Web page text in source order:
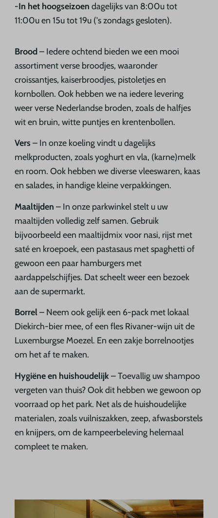
-In het hoogseizoen dagelijks van 8:00u tot
11:00u en 15u tot 19u ('s zondags gesloten).
Brood – Iedere ochtend bieden we een mooi
assortiment verse broodjes, waaronder
croissantjes, kaiserbroodjes, pistoletjes en
kornbollen. Ook hebben we na iedere levering
weer verse Nederlandse broden, zoals de halfjes
wit en bruin, witte puntjes en krentenbollen.
Vers– In onze koeling vindt u dagelijks
melkproducten, zoals yoghurt en vla, (karne)melk
en room. Ook hebben we diverse vleeswaren, kaas
en salades, in handige kleine verpakkingen.
Maaltijden – In onze parkwinkel stelt u uw
maaltijden volledig zelf samen. Gebruik
bijvoorbeeld een maaltijdmix voor nasi, rijst met
saté en kroepoek, een pastasaus met spaghetti of
gewoon een paar hamburgers met
aardappelschijfjes. Dat scheelt weer een bezoek
aan de supermarkt.
Borrel– Neem ook gelijk een 6-pack met lokaal
Diekirch-bier mee, of een fles Rivaner-wijn uit de
Luxemburgse Moezel. En een zakje borrelnootjes
om het af te maken.
Hygiëne en huishoudelijk–Toevallig uw shampoo
vergeten van thuis? Ook dit hebben we gewoon op
voorraad op het park. Net als de huishoudelijke
materialen, zoals vuilniszakken, zeep, afwasborstels
en knijpers, om de kampeerbeleving helemaal
compleet te maken.